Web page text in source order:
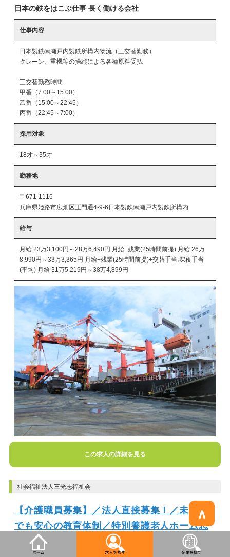
日本の鉄をはこぶ仕事 長く働ける会社
仕事内容
日本製鉄㈱瀬戸内製鉄所構内物流（三交替勤務）
クレーン、重機等の操縦による各種原料受払
三交替勤務時間
甲番（7:00～15:00）
乙番（15:00～22:45）
丙番（22:45～7:00）
採用対象
18才～35才
勤務地
〒671-1116
兵庫県姫路市広畑区正門通4-9-6日本製鉄㈱瀬戸内製鉄所構内
給与
月給 23万3,100円～28万6,490円 月給+残業(25時間前提) 月給 26万
8,990円～33万3,365円 月給+残業(25時間前提)+交替手当₊深夜手当
(平均) 月給 31万5,219円～38万4,899円
この求人の詳細を見る
社会福祉法人三光志福祉会
【介護職員募集】／法人直接募集！／未経験
でも安心の教育体制／特別養護老人ホーム志
深の苑